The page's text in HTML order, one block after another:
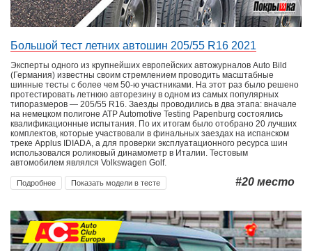
Большой тест летних автошин 205/55 R16 2021
Эксперты одного из крупнейших европейских автожурналов Auto Bild
(Германия) известны своим стремлением проводить масштабные
шинные тесты с более чем 50-ю участниками. На этот раз было решено
протестировать летнюю авторезину в одном из самых популярных
типоразмеров — 205/55 R16. Заезды проводились в два этапа: вначале
на немецком полигоне ATP Automotive Testing Papenburg состоялись
квалификационные испытания. По их итогам было отобрано 20 лучших
комплектов, которые участвовали в финальных заездах на испанском
треке Applus IDIADA, а для проверки эксплуатационного ресурса шин
использовался роликовый динамометр в Италии. Тестовым
автомобилем являлся Volkswagen Golf.
Подробнее Показать модели в тесте #20 место